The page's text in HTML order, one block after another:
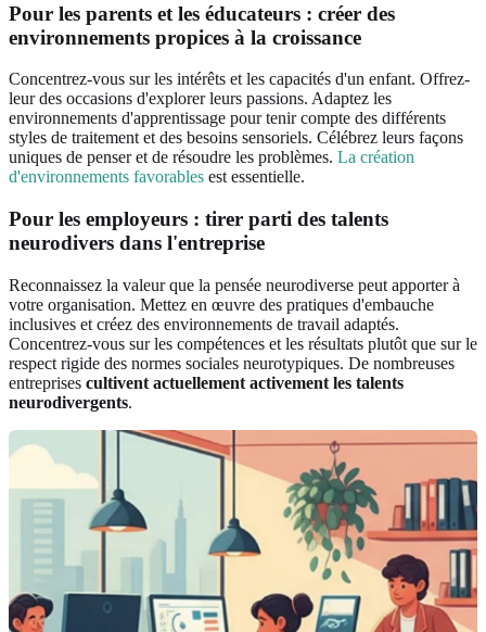
Pour les parents et les éducateurs : créer des
environnements propices à la croissance
Concentrez-vous sur les intérêts et les capacités d'un enfant. Offrez-
leur des occasions d'explorer leurs passions. Adaptez les
environnements d'apprentissage pour tenir compte des différents
styles de traitement et des besoins sensoriels. Célébrez leurs façons
uniques de penser et de résoudre les problèmes. La création
d'environnements favorables est essentielle.
Pour les employeurs : tirer parti des talents
neurodivers dans l'entreprise
Reconnaissez la valeur que la pensée neurodiverse peut apporter à
votre organisation. Mettez en œuvre des pratiques d'embauche
inclusives et créez des environnements de travail adaptés.
Concentrez-vous sur les compétences et les résultats plutôt que sur le
respect rigide des normes sociales neurotypiques. De nombreuses
entreprises cultivent actuellement activement les talents
neurodivergents.